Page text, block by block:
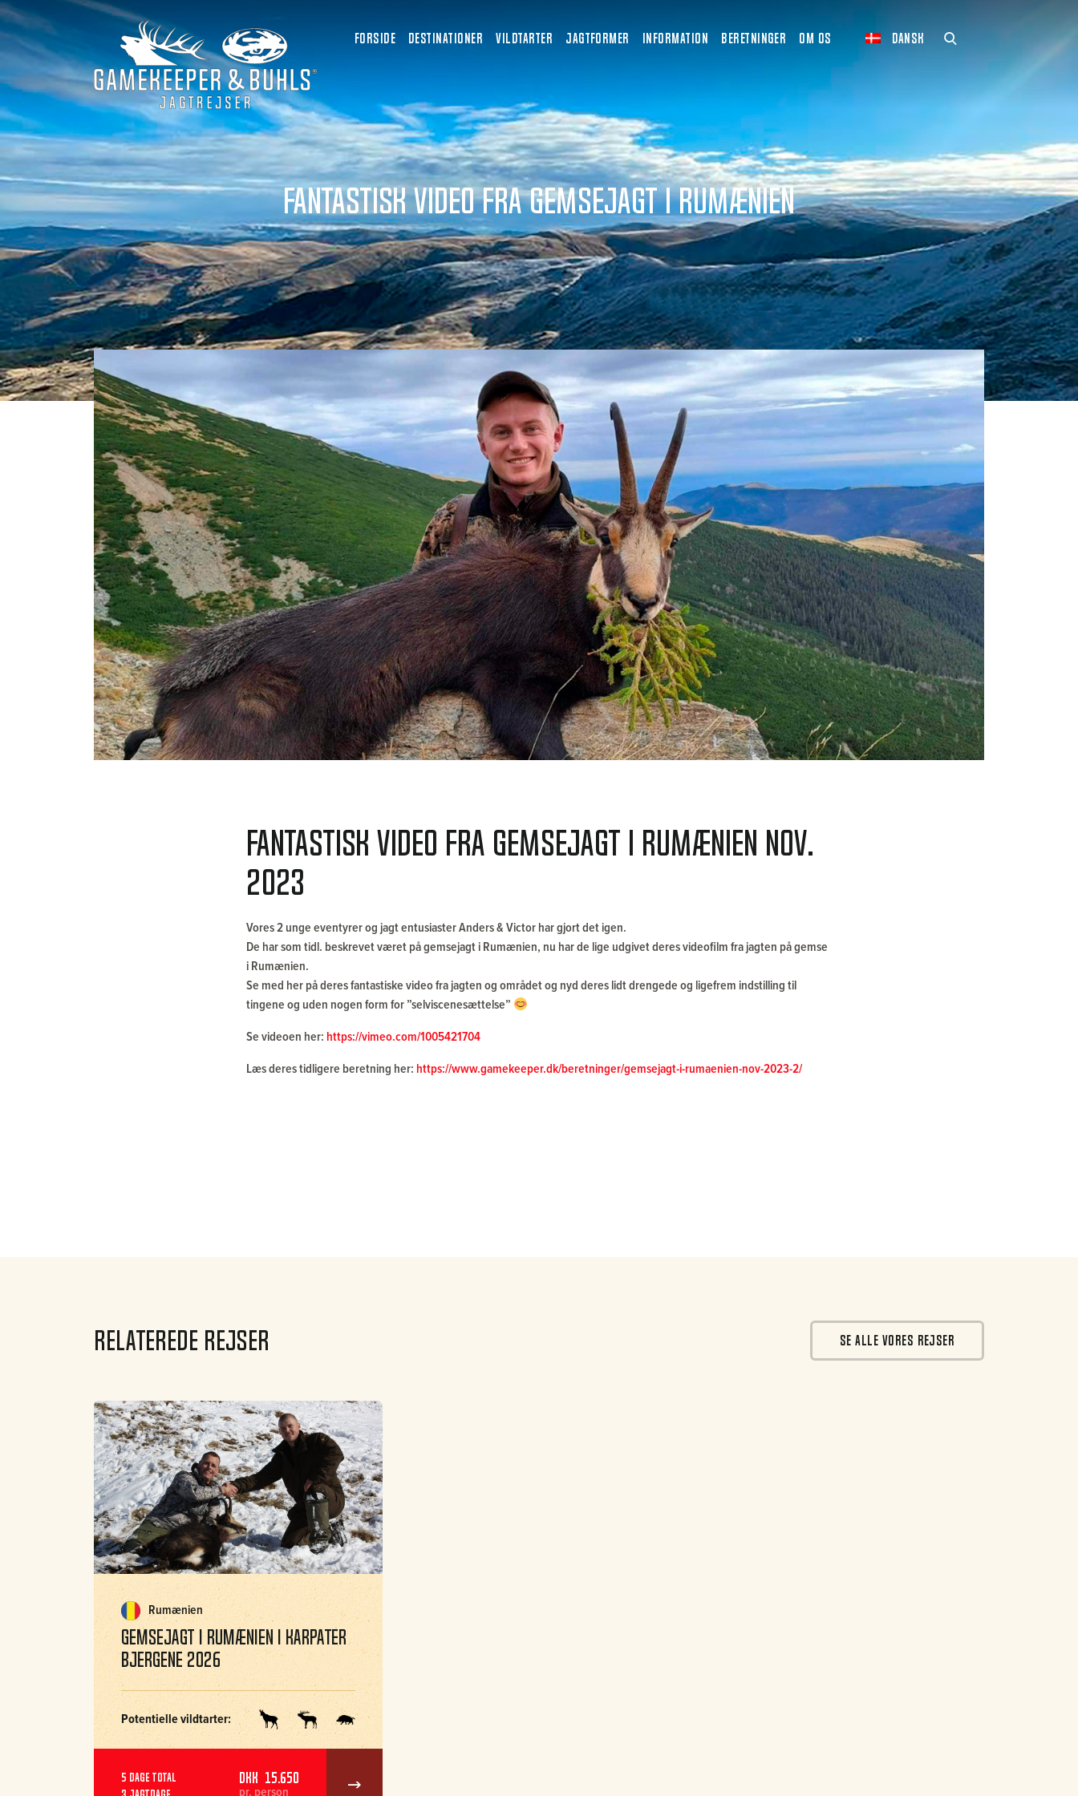
FORSIDE DESTINATIONER VILDTARTER JAGTFORMER INFORMATION BERETNINGER OM OS DANSK
Fantastisk video fra gemsejagt i Rumænien
Fantastisk video fra gemsejagt i Rumænien Nov.
2023
Vores 2 unge eventyrer og jagt entusiaster Anders & Victor har gjort det igen.
De har som tidl. beskrevet været på gemsejagt i Rumænien, nu har de lige udgivet deres videofilm fra jagten på gemse
i Rumænien.
Se med her på deres fantastiske video fra jagten og området og nyd deres lidt drengede og ligefrem indstilling til
tingene og uden nogen form for ”selviscenesættelse”
Se videoen her: https://vimeo.com/1005421704
Læs deres tidligere beretning her: https://www.gamekeeper.dk/beretninger/gemsejagt-i-rumaenien-nov-2023-2/
Relaterede rejser SE ALLE VORES REJSER
Rumænien
Gemsejagt i Rumænien i Karpater
bjergene 2026
Potentielle vildtarter:
5 dage total
DKK 15.650
pr. person